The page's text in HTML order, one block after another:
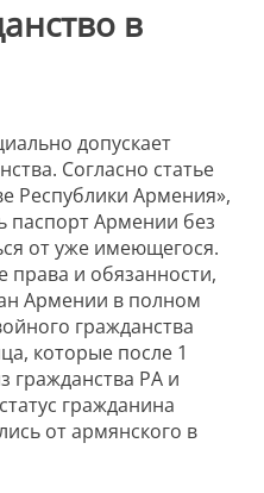
в
допускает
Согласно статье
Республики Армения»,
паспорт Армении без
от уже имеющегося.
права и обязанности,
Армении в полном
гражданства
которые после 1
гражданства РА и
гражданина
от армянского в